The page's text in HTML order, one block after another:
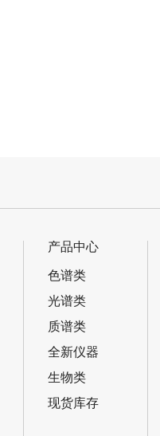
产品中心
色谱类
光谱类
质谱类
全新仪器
生物类
现货库存